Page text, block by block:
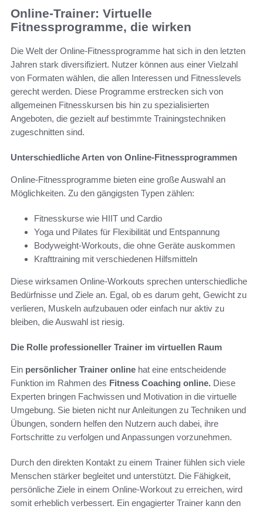
Online-Trainer: Virtuelle
Fitnessprogramme, die wirken
Die Welt der Online-Fitnessprogramme hat sich in den letzten
Jahren stark diversifiziert. Nutzer können aus einer Vielzahl
von Formaten wählen, die allen Interessen und Fitnesslevels
gerecht werden. Diese Programme erstrecken sich von
allgemeinen Fitnesskursen bis hin zu spezialisierten
Angeboten, die gezielt auf bestimmte Trainingstechniken
zugeschnitten sind.
Unterschiedliche Arten von Online-Fitnessprogrammen
Online-Fitnessprogramme bieten eine große Auswahl an
Möglichkeiten. Zu den gängigsten Typen zählen:
Fitnesskurse wie HIIT und Cardio
Yoga und Pilates für Flexibilität und Entspannung
Bodyweight-Workouts, die ohne Geräte auskommen
Krafttraining mit verschiedenen Hilfsmitteln
Diese wirksamen Online-Workouts sprechen unterschiedliche
Bedürfnisse und Ziele an. Egal, ob es darum geht, Gewicht zu
verlieren, Muskeln aufzubauen oder einfach nur aktiv zu
bleiben, die Auswahl ist riesig.
Die Rolle professioneller Trainer im virtuellen Raum
Ein persönlicher Trainer online hat eine entscheidende
Funktion im Rahmen des Fitness Coaching online. Diese
Experten bringen Fachwissen und Motivation in die virtuelle
Umgebung. Sie bieten nicht nur Anleitungen zu Techniken und
Übungen, sondern helfen den Nutzern auch dabei, ihre
Fortschritte zu verfolgen und Anpassungen vorzunehmen.
Durch den direkten Kontakt zu einem Trainer fühlen sich viele
Menschen stärker begleitet und unterstützt. Die Fähigkeit,
persönliche Ziele in einem Online-Workout zu erreichen, wird
somit erheblich verbessert. Ein engagierter Trainer kann den